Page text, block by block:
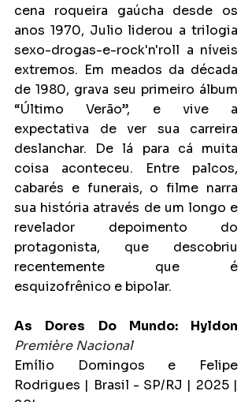
cena roqueira gaúcha desde os
anos 1970, Julio liderou a trilogia
sexo-drogas-e-rock'n'roll a níveis
extremos. Em meados da década
de 1980, grava seu primeiro álbum
“Último Verão”, e vive a
expectativa de ver sua carreira
deslanchar. De lá para cá muita
coisa aconteceu. Entre palcos,
cabarés e funerais, o filme narra
sua história através de um longo e
revelador depoimento do
protagonista, que descobriu
recentemente que é
esquizofrênico e bipolar.
As Dores Do Mundo: Hyldon
Première Nacional
Emílio Domingos e Felipe
Rodrigues | Brasil - SP/RJ | 2025 |